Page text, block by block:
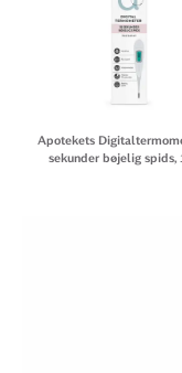
Apotekets
sekunder bøjelig spids,